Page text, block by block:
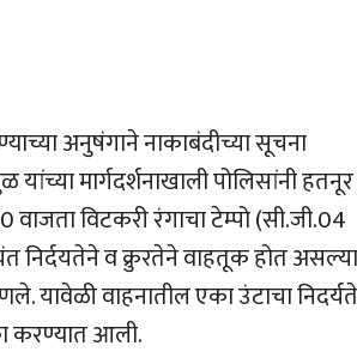
अनुषंगाने नाकाबंदीच्या सूचना
मार्गदर्शनाखाली पोलिसांनी हतनूर
वाजता विटकरी रंगाचा टेम्पो (सी.जी.04
निर्दयतेने व क्रुरतेने वाहतूक होत
यावेळी वाहनातील एका उंटाचा
करण्यात आली.